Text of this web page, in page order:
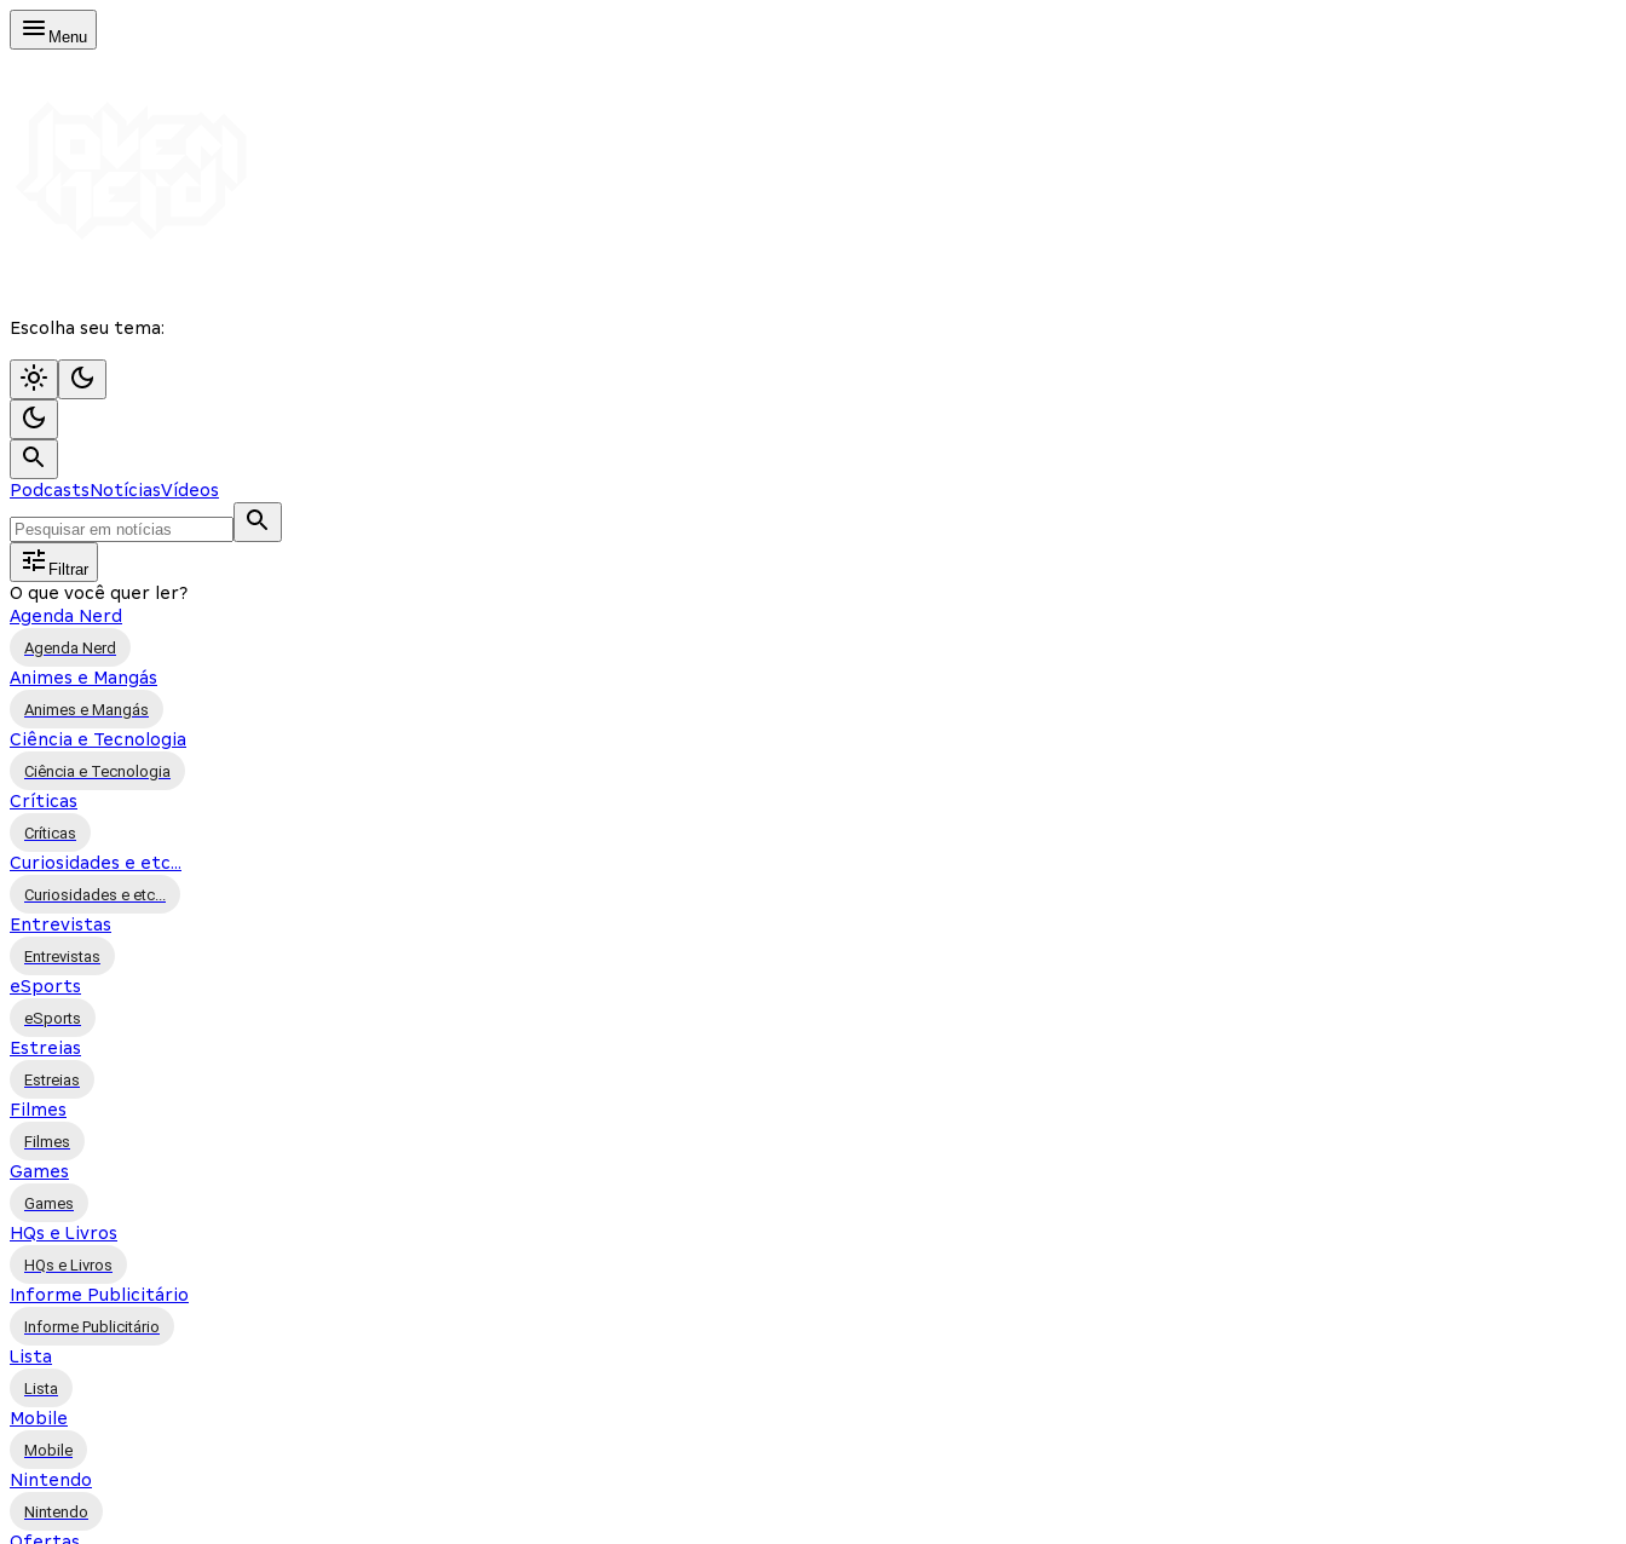
Menu
Escolha seu tema:
PodcastsNotíciasVídeos
Filtrar
O que você quer ler?
Agenda Nerd
Agenda Nerd
Animes e Mangás
Animes e Mangás
Ciência e Tecnologia
Ciência e Tecnologia
Críticas
Críticas
Curiosidades e etc...
Curiosidades e etc...
Entrevistas
Entrevistas
eSports
eSports
Estreias
Estreias
Filmes
Filmes
Games
Games
HQs e Livros
HQs e Livros
Informe Publicitário
Informe Publicitário
Lista
Lista
Mobile
Mobile
Nintendo
Nintendo